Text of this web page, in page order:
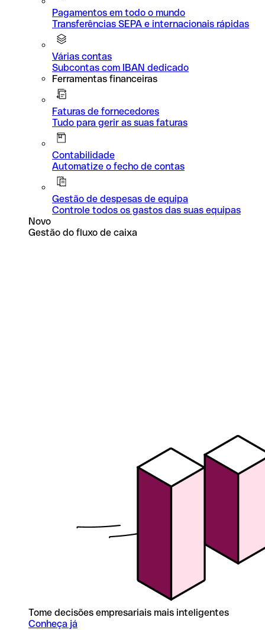
Pagamentos em todo o mundo
Transferências SEPA e internacionais rápidas
Várias contas
Subcontas com IBAN dedicado
Ferramentas financeiras
Faturas de fornecedores
Tudo para gerir as suas faturas
Contabilidade
Automatize o fecho de contas
Gestão de despesas de equipa
Controle todos os gastos das suas equipas
Novo
Gestão do fluxo de caixa
Tome decisões empresariais mais inteligentes
Conheça já